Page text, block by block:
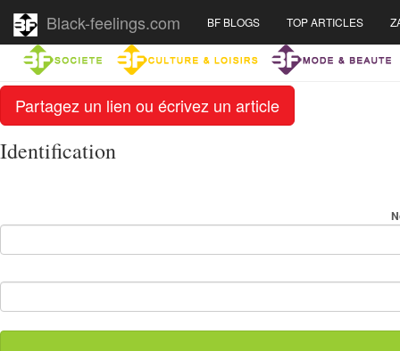
Partagez un lien ou écrivez un article
Black-feelings.com BF BLOGS TOP ARTICLES
Identification